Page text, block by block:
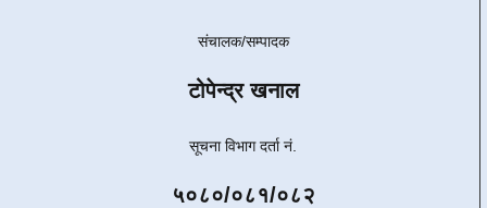
संचालक/सम्पादक
टोपेन्द्र खनाल
सूचना विभाग दर्ता नं.
५०८०/०८१/०८२